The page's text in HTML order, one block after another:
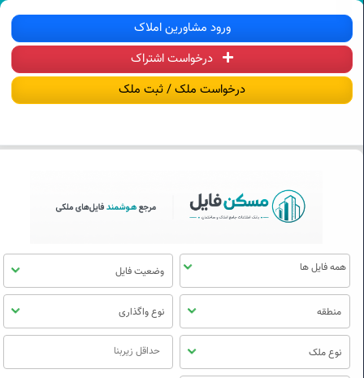
مسکن فایل | خرید، فروش، رهن و اجاره
ورود مشاورین املاک
درخواست اشتراک
درخواست ملک / ثبت ملک
مسکن
فایل
وضعیت فایل
منطقه نوع واگذاری
نوع ملک